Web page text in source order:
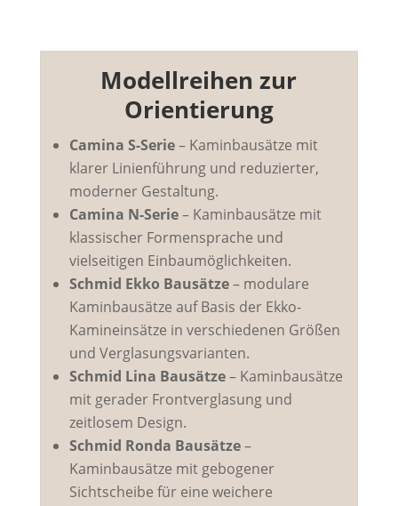
Modellreihen zur
Orientierung
Camina S-Serie– Kaminbausätze mit
klarer Linienführung und reduzierter,
moderner Gestaltung.
Camina N-Serie– Kaminbausätze mit
klassischer Formensprache und
vielseitigen Einbaumöglichkeiten.
Schmid Ekko Bausätze– modulare
Kaminbausätze auf Basis der Ekko-
Kamineinsätze in verschiedenen Größen
und Verglasungsvarianten.
Schmid Lina Bausätze– Kaminbausätze
mit gerader Frontverglasung und
zeitlosem Design.
Schmid Ronda Bausätze–
Kaminbausätze mit gebogener
Sichtscheibe für eine weichere